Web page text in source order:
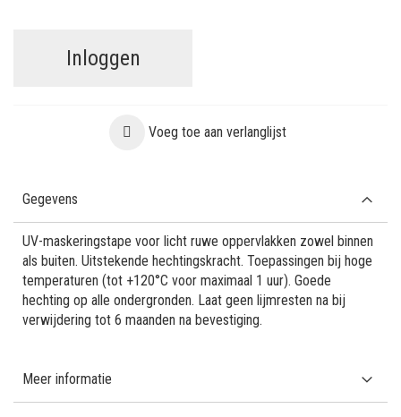
Inloggen
Voeg toe aan verlanglijst
Gegevens
UV-maskeringstape voor licht ruwe oppervlakken zowel binnen
als buiten. Uitstekende hechtingskracht. Toepassingen bij hoge
temperaturen (tot +120°C voor maximaal 1 uur). Goede
hechting op alle ondergronden. Laat geen lijmresten na bij
verwijdering tot 6 maanden na bevestiging.
Meer informatie